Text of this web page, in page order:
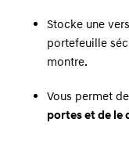
Stocke une
portefeuille
montre.
Vous permet de
portes et de le